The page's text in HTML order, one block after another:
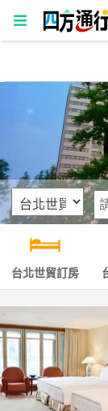
四
通
房
灣
訂
房
直接跟飯店訂房HOT
特
色
台北世貿訂房